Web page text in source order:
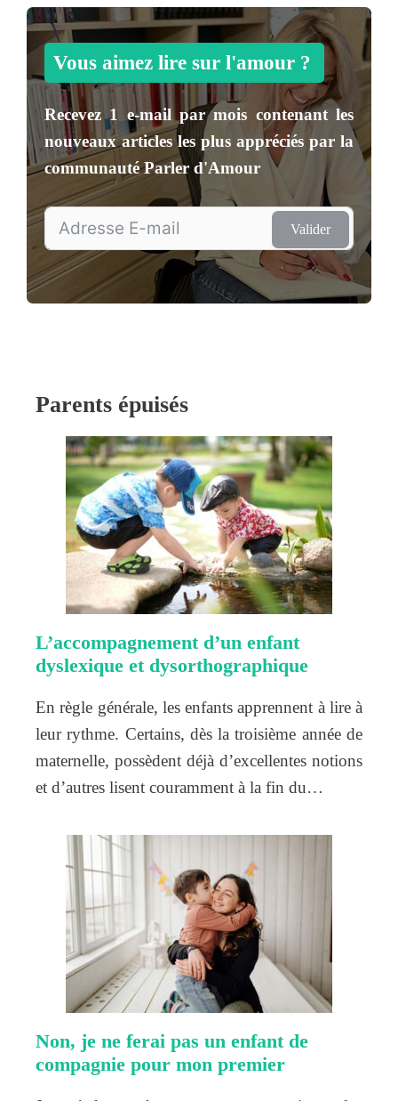
Vous aimez lire sur l'amour ?
Recevez1 e-mail par mois contenant les
nouveaux articles les plus appréciés par la
communautéParler d'Amour
Valider
Parents épuisés
L’accompagnement d’un enfant
dyslexique et dysorthographique
En règle générale, les enfants apprennent à lire à
leur rythme. Certains, dès la troisième année de
maternelle, possèdent déjà d’excellentes notions
et d’autres lisent couramment à la fin du…
Non, je ne ferai pas un enfant de
compagnie pour mon premier